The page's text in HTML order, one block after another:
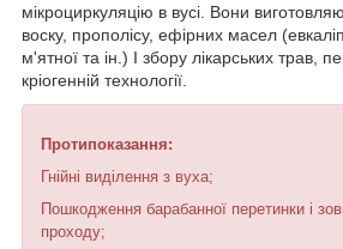
мікроциркуляцію в вусі. Вони
воску, прополісу, ефірних масел
м'ятної та ін.) І збору лікарських трав,
кріогенній технології.
Протипоказання:
Гнійні виділення з вуха;
Пошкодження барабанної перетинки і
проходу;